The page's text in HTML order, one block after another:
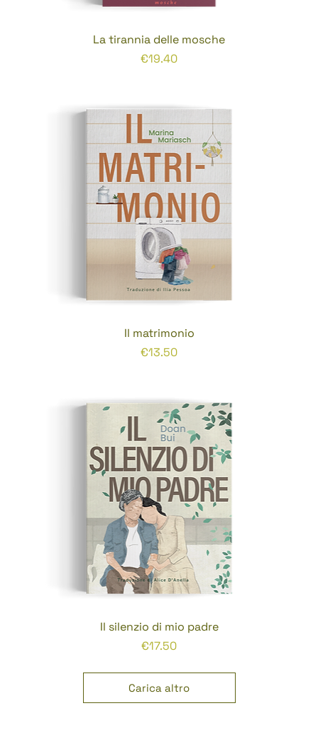
La tirannia delle mosche
Prezzo
€19.40
Il matrimonio
Prezzo
€13.50
Il silenzio di mio padre
Prezzo
€17.50
Carica altro